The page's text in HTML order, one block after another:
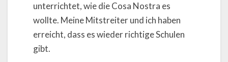
unterrichtet, wie die Cosa Nostra es
wollte. Meine Mitstreiter und ich haben
erreicht, dass es wieder richtige Schulen
gibt.